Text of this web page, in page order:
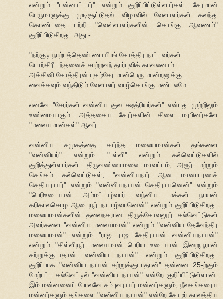
என்றும் "பன்னாட்டார்" என்றும் குறிப்பிட்டுள்ளார்கள். சேரமான்
பெருமாளுக்கு முடிசூட்டுதல் விழாவில் வேளாளர்கள் கலந்து
கொண்டதை பற்றி "வெள்ளாளர்களின் கொங்கு ஆவணம்"
குறிப்பிடுகிறது. அது:-
"நற்குடி நாற்பத்தெண் ணாயிரங் கோத்திர நாட்டவர்கள்
பொற்கிரீ டந்தனைச் சாற்றவந் தார்புவிக் காவலனாம்
அக்கினி கோத்திரன் புகழ்சேர மான்பெரு மான்றனுக்கு
வைக்கவும் வந்திடும் வேளாளர் வாழ்கொங்கு மண்டலமே.
எனவே "சேரர்கள் வன்னிய குல க்ஷத்ரியர்கள்" என்பது முற்றிலும்
உண்மையாகும். அத்தகைய சேரர்களின் கிளை மரபினர்களே
"மலையமான்கள்" ஆவர்.
வன்னிய சமுகத்தை சார்ந்த மலையமான்கள் தங்களை
"வன்னியர்" என்றும் "பள்ளி" என்றும் கல்வெட்டுகளில்
குறித்துள்ளார்கள். திருவண்ணாமலை மாவட்டம், அரூர் மற்றும்
செங்கம் கல்வெட்டுகள், "வன்னியநார் ஆன மானாபரணச்
செதியராயர்" என்றும் "வன்னியநாயன் செதிராயனென்" என்றும்
"பெரிஉடையான் அம்மட்டாழ்வார் வந்னிய மக்கள் நாயன்
கரிகாலசொழ ஆடையூர் நாடாழ்வானென்" என்றும் குறிப்பிடுகிறது.
மலையமான்களின் தலைநகரான திருக்கோவலூர் கல்வெட்டுகள்
அவர்களை "வன்னிய மலையமான்" என்றும் "வன்னிய தேவேந்திர
மலையமான்" என்றும் "ராஜ ராஜ சேதிராயன் வன்னியநாயன்"
என்றும் "கிள்ளியூர் மலையமான் பெரிய உடையான் இறையூரான்
சற்றுக்குடாதான் வன்னிய நாயன்" என்றும் குறிப்பிடுகிறது.
குறிப்பாக "வன்னிய நாயன் சற்றுக்குடாதான்" தன்னை 25-ற்கும்
மேற்பட்ட கல்வெட்டில் "வன்னிய நாயன்" என்றே குறிப்பிட்டுள்ளான்.
இம் மன்னனைப் போலவே சம்புவராயர் மன்னர்களும், நீலகங்கரைய
மன்னர்களும் தங்களை "வன்னிய நாயன்" என்றே சோழர் காலத்திய